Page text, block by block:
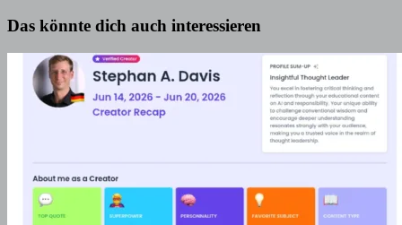
Das könnte dich auch interessieren